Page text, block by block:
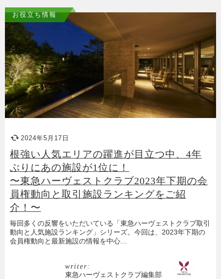
お役立ち情報
2024年5月17日
根強い人気エリアの躍進が目立つ中、4年
ぶりにあの施設が1位に！
〜東急ハーヴェストクラブ2023年下期の会
員権動向と取引施設ランキングをご紹
介！〜
毎回多くの反響をいただいている「東急ハーヴェストクラブ取引
動向と人気施設ランキング」シリーズ。今回は、2023年下期の
会員権動向と最新施設の情報を中心…
writer:
東急ハーヴェストクラブ編集部